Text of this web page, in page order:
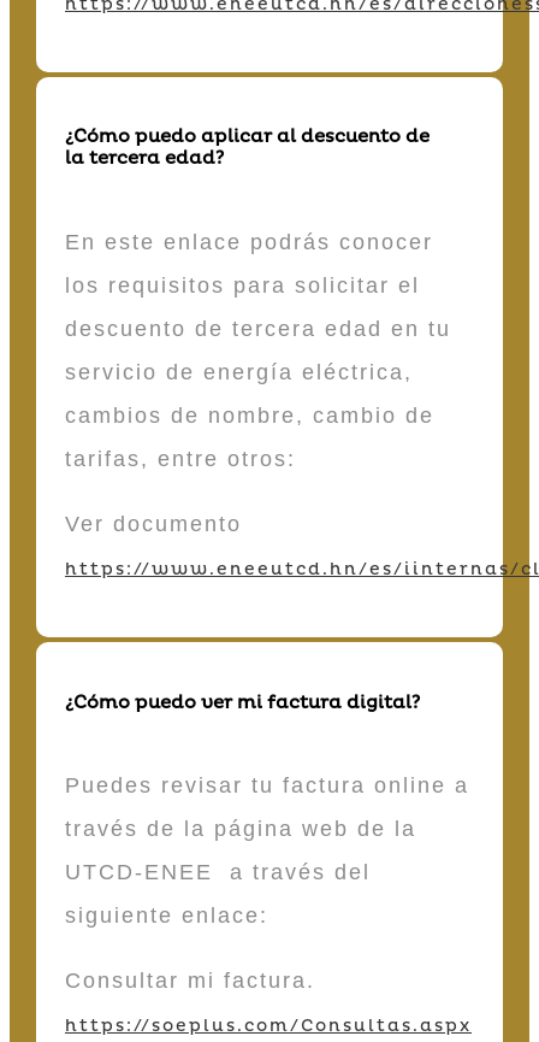
¿Cómo puedo aplicar al descuento de
la tercera edad?
En este enlace podrás conocer
los requisitos para solicitar el
descuento de tercera edad en tu
servicio de energía eléctrica,
cambios de nombre, cambio de
tarifas, entre otros:
Ver documento
https://www.eneeutcd.hn/es/iinternas/
¿Cómo puedo ver mi factura digital?
Puedes revisar tu factura online a
través de la página web de la
UTCD-ENEE a través del
siguiente enlace:
Consultar mi factura.
https://soeplus.com/Consultas.aspx